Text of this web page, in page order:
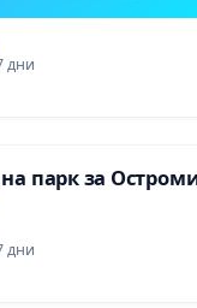
дни
парк за
дни